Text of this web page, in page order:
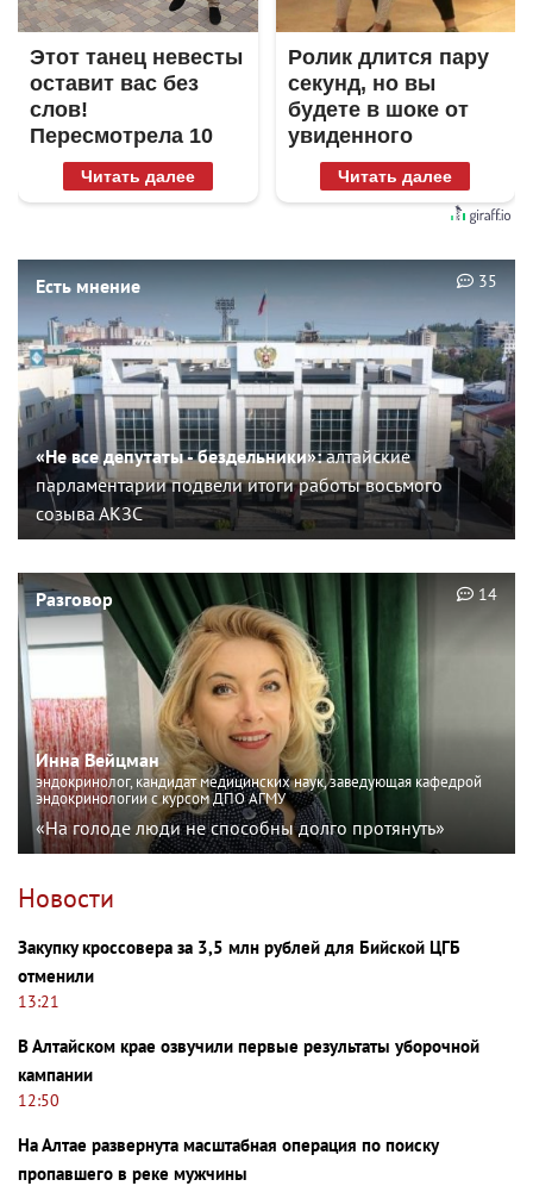
Этот танец невесты
оставит вас без
слов!
Пересмотрела 10
раз
Читать далее
Ролик длится пару
секунд, но вы
будете в шоке от
увиденного
Читать далее
Есть мнение
«Не все депутаты - бездельники»:алтайские
парламентарии подвели итоги работы восьмого
созыва АКЗС
35
Разговор
Инна Вейцман
эндокринолог, кандидат медицинских наук, заведующая кафедрой
эндокринологии с курсом ДПО АГМУ
«На голоде люди не способны долго протянуть»
14
Новости
Закупку кроссовера за 3,5 млн рублей для Бийской ЦГБ
отменили
13:21
В Алтайском крае озвучили первые результаты уборочной
кампании
12:50
На Алтае развернута масштабная операция по поиску
пропавшего в реке мужчины